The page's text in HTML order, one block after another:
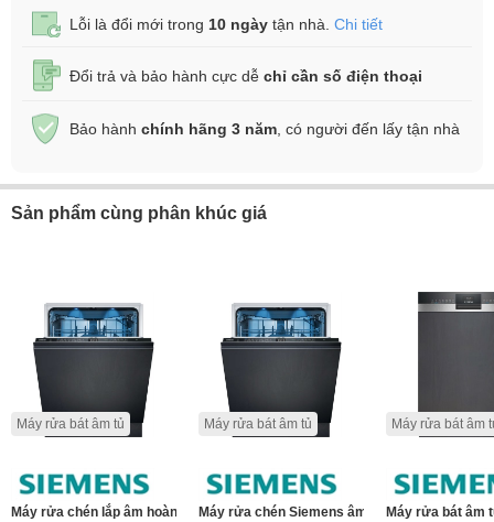
Lỗi là đổi mới trong 10 ngày tận nhà. Chi tiết
Đổi trả và bảo hành cực dễ chỉ cần số điện thoại
Bảo hành chính hãng 3 năm , có người đến lấy tận nhà
Sản phẩm cùng phân khúc giá
Máy rửa bát âm tủ
Máy rửa chén lắp âm hoàn toàn Siemens SX87TX02CE iQ700
Máy rửa bát âm tủ
Máy rửa chén Siemens âm hoàn toàn
Máy rửa bát âm
Máy rửa bát âm